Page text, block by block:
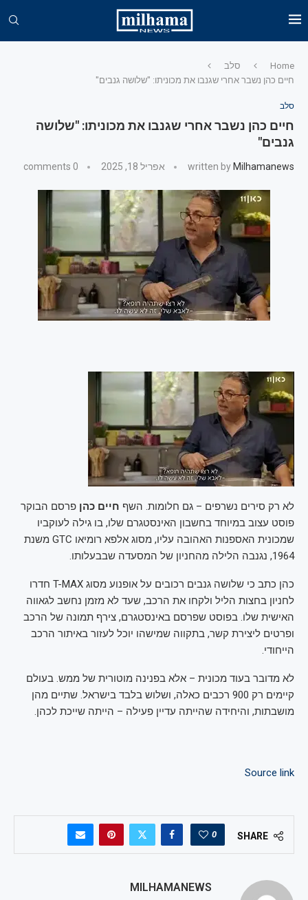
Home
סלב
חיים כהן נשבר אחרי שגנבו את מכוניתו: "שלושה גנבים"
סלב
חיים כהן נשבר אחרי שגנבו את מכוניתו: "שלושה
גנבים"
written by Milhamanews אפריל 18, 2025 0 comments
לא רק סירים נשרפים – גם חלומות. השף חיים כהן פרסם הבוקר
פוסט עצוב במיוחד בחשבון האינסטגרם שלו, בו גילה לעוקביו
שמכונית האספנות האהובה עליו, מסוג אלפא רומיאו GTC משנת
1964, נגנבה הלילה מהחניון של המסעדה שבבעלותו.
כהן כתב כי שלושה גנבים רכובים על אופנוע מסוג T-MAX חדרו
לחניון בחצות הליל ולקחו את הרכב, שעד לא מזמן נחשב לגאווה
האישית שלו. בפוסט שפרסם באינסטגרם, צירף תמונה של הרכב
ופרטים ליצירת קשר, בתקווה שמישהו יוכל לעזור באיתור הרכב
הייחודי.
לא מדובר בעוד מכונית – אלא בפנינה מוטורית של ממש. בעולם
קיימים רק 900 רכבים כאלה, ושלוש בלבד בישראל. שתיים מהן
מושבתות, והיחידה שהייתה עדיין פעילה – הייתה שייכת לכהן.
Source link
SHARE
0
MILHAMANEWS